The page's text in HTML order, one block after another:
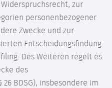
zur
personenbezogener
Zwecke und zur
Entscheidungsfindung
Des Weiteren regelt es
des
BDSG), insbesondere im